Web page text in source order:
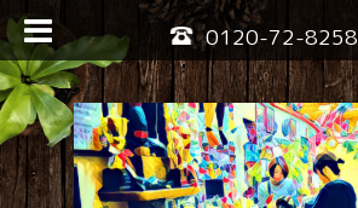
0120-72-8258